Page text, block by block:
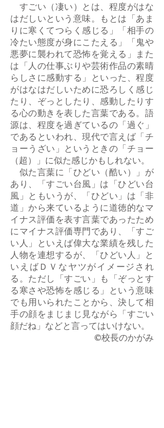
すごい（凄い）とは、程度がはな
はだしいという意味。もとは「あま
りに寒くてつらく感じる」「相手の
冷たい態度が身にこたえる」「鬼や
悪夢に襲われて恐怖を覚える」また
は「人の仕事ぶりや芸術作品の素晴
らしさに感動する」といった、程度
がはなはだしいために恐ろしく感じ
たり、ぞっとしたり、感動したりす
る心の動きを表した言葉である。語
源は、程度を過ぎているの「過ぐ」
であるといわれ、現代で言えば「チ
ョーうざい」というときの「チョー
（超）」に似た感じかもしれない。
似た言葉に「ひどい（酷い）」が
あり、「すごい台風」は「ひどい台
風」ともいうが、「ひどい」は「非
道」から来ているように道徳的なマ
イナス評価を表す言葉であったため
にマイナス評価専門であり、「すご
い人」といえば偉大な業績を残した
人物を連想するが、「ひどい人」と
いえばＤＶなヤツがイメージされ
る。ただし「すごい」も「ぞっとす
る寒さや恐怖を感じる」という意味
でも用いられたことから、決して相
手の顔をまじまじ見ながら「すごい
顔だね」などと言ってはいけない。
​©校長のかがみ